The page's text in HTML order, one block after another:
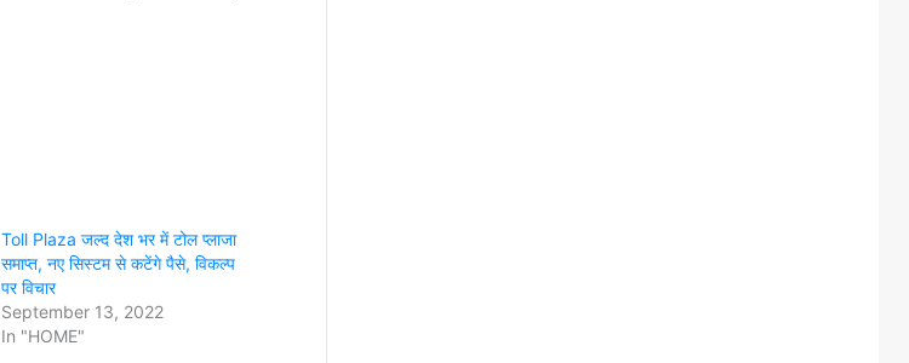
Toll Plaza जल्द देश भर में टोल प्लाजा
समाप्त, नए सिस्टम से कटेंगे पैसे, विकल्प
पर विचार
September 13, 2022
In "HOME"